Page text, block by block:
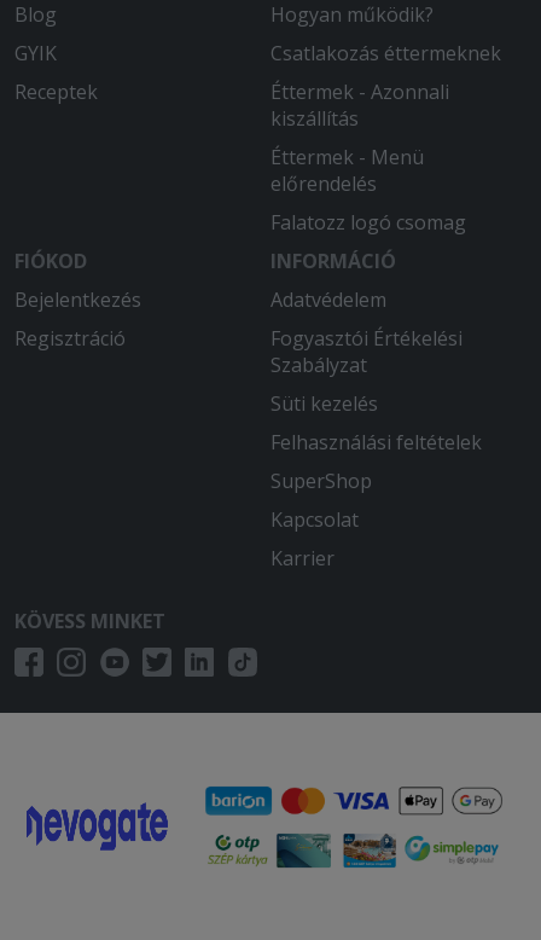
Blog
GYIK
Receptek
Hogyan működik?
Csatlakozás éttermeknek
Éttermek - Azonnali
kiszállítás
Éttermek - Menü
előrendelés
Falatozz logó csomag
FIÓKOD
Bejelentkezés
Regisztráció
INFORMÁCIÓ
Adatvédelem
Fogyasztói Értékelési
Szabályzat
Süti kezelés
Felhasználási feltételek
SuperShop
Kapcsolat
Karrier
KÖVESS MINKET